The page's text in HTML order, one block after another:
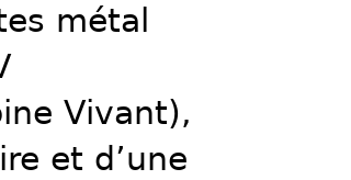
métal
Vivant),
et d’une